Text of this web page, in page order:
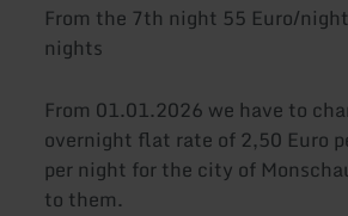
From the 7th night 55 Euro/
nights
From 01.01.2026 we have to
overnight flat rate of 2,50 Euro
per night for the city of
to them.